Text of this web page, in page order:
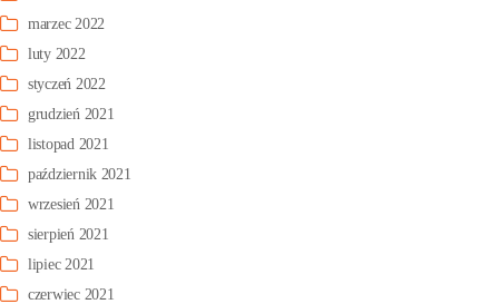
marzec 2022
luty 2022
styczeń 2022
grudzień 2021
listopad 2021
październik 2021
wrzesień 2021
sierpień 2021
lipiec 2021
czerwiec 2021